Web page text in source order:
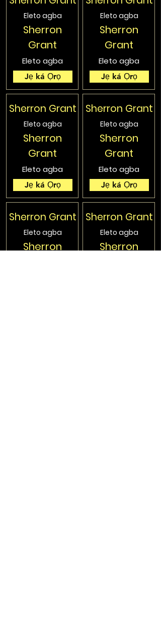
Eleto agba
Sherron
Grant
Eleto agba
Jẹ ká Ọrọ
Sherron Grant
Eleto agba
Sherron
Grant
Eleto agba
Jẹ ká Ọrọ
Sherron Grant
Eleto agba
Sherron
Eleto agba
Sherron
Grant
Eleto agba
Jẹ ká Ọrọ
Sherron Grant
Eleto agba
Sherron
Grant
Eleto agba
Jẹ ká Ọrọ
Sherron Grant
Eleto agba
Sherron